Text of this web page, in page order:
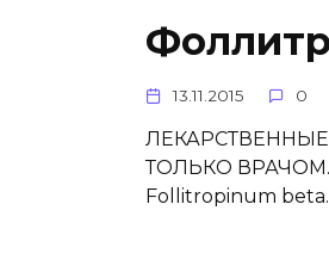
13.11.2015 0
ТОЛЬКО ВРАЧОМ.
Follitropinum beta.